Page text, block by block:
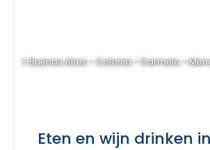
Buenos Aires - Colonia - Carmelo -
Eten en wijn drinken